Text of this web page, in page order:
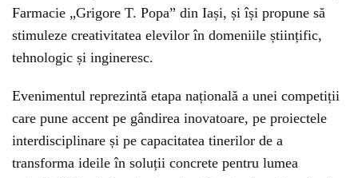
Farmacie „Grigore T. Popa” din Iași, și își propune să
stimuleze creativitatea elevilor în domeniile științific,
tehnologic și ingineresc.
Evenimentul reprezintă etapa națională a unei competiții
care pune accent pe gândirea inovatoare, pe proiectele
interdisciplinare și pe capacitatea tinerilor de a
transforma ideile în soluții concrete pentru lumea